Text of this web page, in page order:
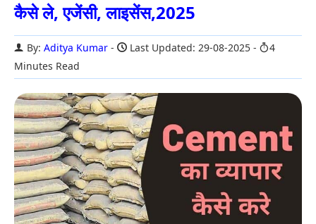
कैसे ले, एजेंसी, लाइसेंस,2025
By: Aditya Kumar Last Updated: 29-08-2025
4
Minutes Read